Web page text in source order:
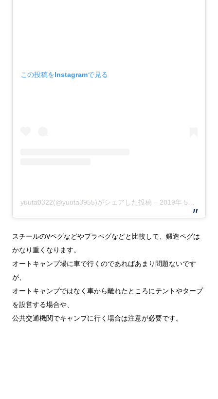
この投稿をInstagramで見る
yuuta0322(@yuuta3955)がシェアした投稿 – 2019年 5月月11日午前12時17分PDT
スチールのVペグなどやプラペグなどと比較して、鍛造ペグは
かなり重くなります。
オートキャンプ場に車で行くのであればあまり問題ないです
が、
オートキャンプではなく車から離れたところにテントやタープ
を設営する場合や、
公共交通機関でキャンプに行く場合は注意が必要です。